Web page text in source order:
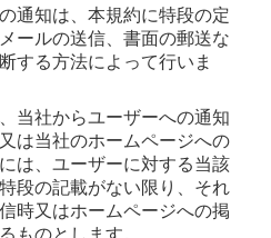
通知は、本規約に特段の定
ールの送信、書面の郵送な
する方法によって行いま
当社からユーザーへの通知
は当社のホームページへの
は、ユーザーに対する当該
段の記載がない限り、それ
時又はホームページへの掲
ものとします。